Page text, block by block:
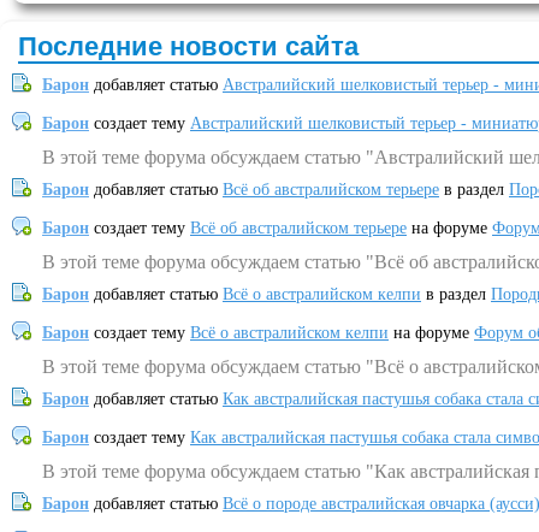
Последние новости сайта
Барон добавляет статью Австралийский шелковистый терьер -
Барон создает тему Австралийский шелковистый терьер -
В этой теме форума обсуждаем статью "Австралийский
Барон добавляет статью Всё об австралийском терьере в раздел
Барон создает тему Всё об австралийском терьере на форуме
В этой теме форума обсуждаем статью "Всё об
Барон добавляет статью Всё о австралийском келпи в раздел
Барон создает тему Всё о австралийском келпи на форуме Форум
В этой теме форума обсуждаем статью "Всё о
Барон добавляет статью Как австралийская пастушья собака
Барон создает тему Как австралийская пастушья собака стала
В этой теме форума обсуждаем статью "Как
Барон добавляет статью Всё о породе австралийская овчарка (аусси)